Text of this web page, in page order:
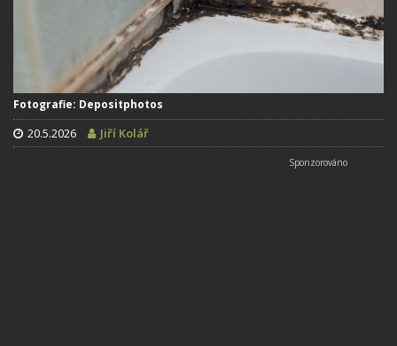
Fotografie: Depositphotos
20.5.2026 Jiří Kolář